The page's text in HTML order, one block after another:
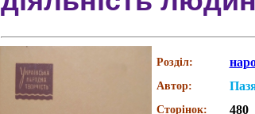
Розділ:
Автор:
Сторінок: 480